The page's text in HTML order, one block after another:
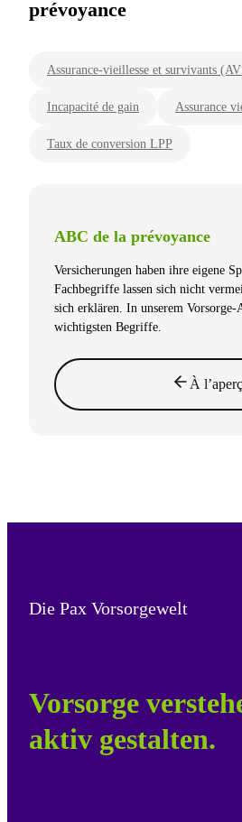
prévoyance
Assurance-vieillesse et survivants
Incapacité de gain Assurance
Taux de conversion LPP
ABC de la prévoyance
Versicherungen haben ihre eigene
Fachbegriffe lassen sich nicht
sich erklären. In unserem
wichtigsten Begriffe.
À
Die Pax Vorsorgewelt
Vorsorge
aktiv gestalten.